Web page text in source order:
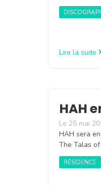
Lire la suite
HAH
Le 25 mai
HAH sera
The Talas
RÉSIDENCE